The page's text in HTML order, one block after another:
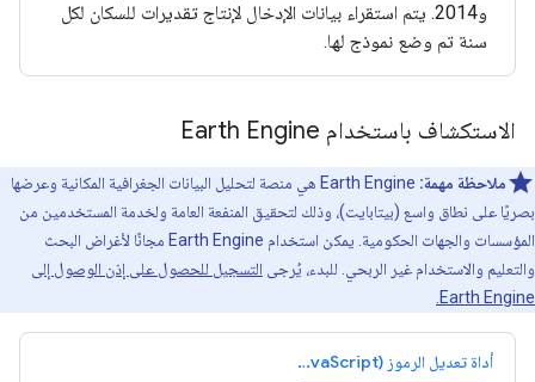
و2014. يتم استقراء بيانات الإدخال لإنتاج تقديرات للسكان لكل
سنة تم وضع نموذج لها.
الاستكشاف باستخدام Earth Engine
ملاحظة مهمة:
‫Earth Engine هي منصة لتحليل البيانات الجغرافية المكانية وعرضها
بصريًا على نطاق واسع (بيتابايت)، وذلك لتحقيق المنفعة العامة ولخدمة المستخدمين من
المؤسسات والجهات الحكومية. يمكن استخدام Earth Engine مجانًا لأغراض البحث
والتعليم والاستخدام غير الربحي. للبدء، يُرجى التسجيل للحصول على إذن الوصول إلى
Earth Engine.
أداة تعديل الرموز (JavaScript)